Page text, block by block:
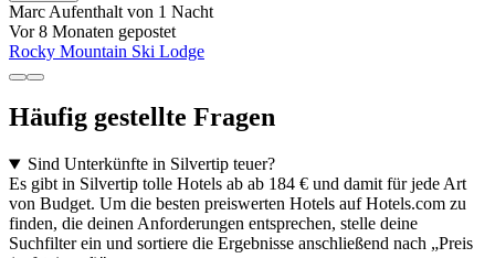
Marc Aufenthalt von 1 Nacht
Vor 8 Monaten gepostet
Rocky Mountain Ski Lodge
Häufig gestellte Fragen
Sind Unterkünfte in Silvertip teuer?
Es gibt in Silvertip tolle Hotels ab ab 184 € und damit für jede Art
von Budget. Um die besten preiswerten Hotels auf Hotels.com zu
finden, die deinen Anforderungen entsprechen, stelle deine
Suchfilter ein und sortiere die Ergebnisse anschließend nach „Preis